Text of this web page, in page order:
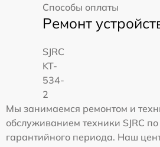
Способы оплаты
Ремонт
SJRC
KT-
534-
2
Мы занимаемся ремонтом и
обслуживанием техники SJRC
гарантийного периода. Наш